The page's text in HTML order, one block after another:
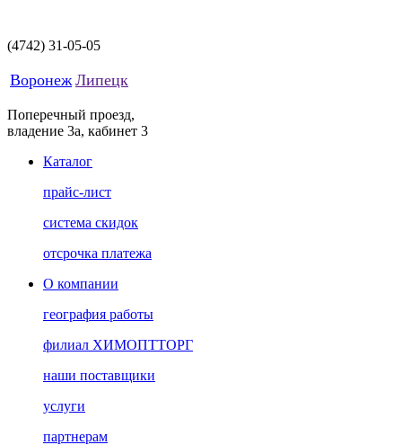
(4742) 31-05-05
Воронеж Липецк
Поперечный проезд,
владение 3а, кабинет 3
Каталог
прайс-лист
система скидок
отсрочка платежа
О компании
география работы
филиал ХИМОПТТОРГ
наши поставщики
услуги
партнерам